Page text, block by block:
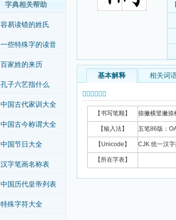
字典相关帮助
容易读错的姓氏
一些特殊字的读音
百家姓的来历
孔子六艺指什么
中国古代家训大全
中国古今称谓大全
中国节日大全
汉字笔画名称表
中国历代皇帝列表
特殊字符大全
基本解释 相关词
𥽼字基本信息
【书写笔顺】 捺撇横竖撇捺
【输入法】 五笔86版：
【Unicode】 CJK 统一汉
【所在字表】